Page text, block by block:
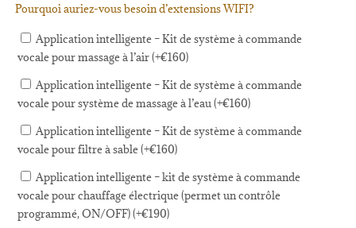
Pourquoi auriez-vous besoin d’extensions WIFI?
Application intelligente – Kit de système à commande
vocale pour massage à l’air (+€160)
Application intelligente – Kit de système à commande
vocale pour système de massage à l’eau (+€160)
Application intelligente – Kit de système à commande
vocale pour filtre à sable (+€160)
Application intelligente – kit de système à commande
vocale pour chauffage électrique (permet un contrôle
programmé, ON/OFF) (+€190)